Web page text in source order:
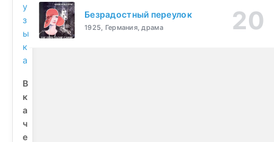
у
з
ы
к
а
В
к
а
ч
е
Безрадостный переулок
1925, Германия, драма